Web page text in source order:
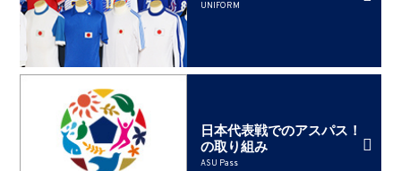
UNIFORM
日本代表戦でのアスパス！
の取り組み
ASU Pass